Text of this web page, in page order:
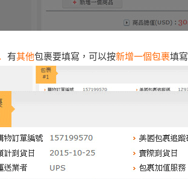
有其他包裹要填寫，可以按新增一個包裹填